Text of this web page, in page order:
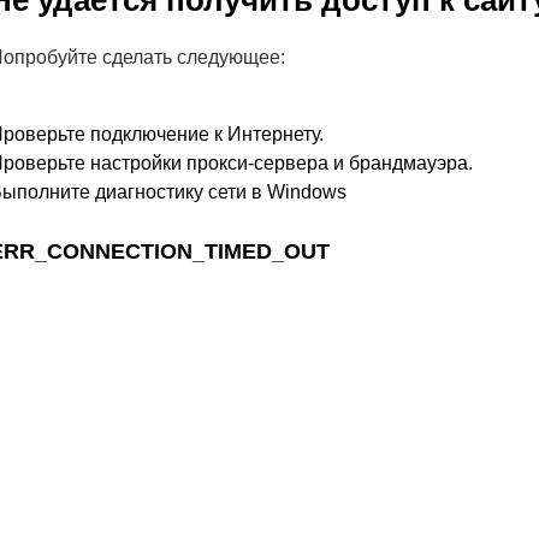
сделать следующее:
подключение к Интернету.
настройки прокси-сервера и брандмауэра.
диагностику сети в Windows